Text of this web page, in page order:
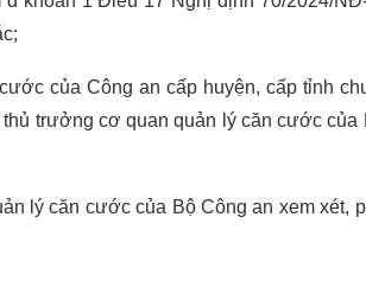
của Công an cấp huyện, cấp tỉnh
trưởng cơ quan quản lý căn cước của
lý căn cước của Bộ Công an xem xét,